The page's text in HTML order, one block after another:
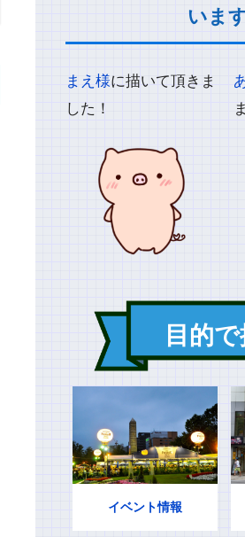
いま
まえ様に描いて頂きま
した！
目的
イベント情報